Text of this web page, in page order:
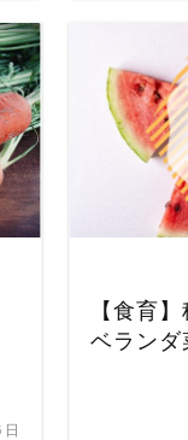
【食育
ベランダ